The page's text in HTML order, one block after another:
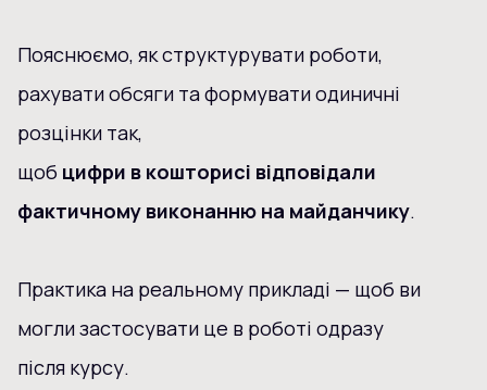
Пояснюємо, як структурувати роботи,
рахувати обсяги та формувати одиничні
розцінки так,
щоб цифри в кошторисі відповідали
фактичному виконанню на майданчику.
Практика на реальному прикладі — щоб ви
могли застосувати це в роботі одразу
після курсу.